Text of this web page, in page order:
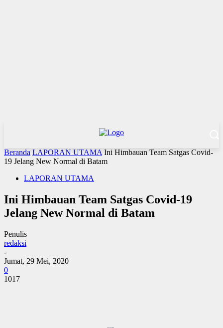
Beranda LAPORAN UTAMA Ini Himbauan Team Satgas Covid-
19 Jelang New Normal di Batam
LAPORAN UTAMA
Ini Himbauan Team Satgas Covid-19
Jelang New Normal di Batam
Penulis
redaksi
-
Jumat, 29 Mei, 2020
0
1017